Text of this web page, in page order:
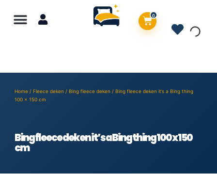
0
Home / Fleece deken / Bing fleece deken / Bing fleece deken it’s a Bing thing
100 x 150 cm
Bing fleece deken it’s a Bing thing 100 x 150
cm